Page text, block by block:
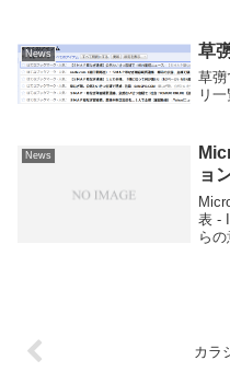
っ
分
でき
News 草
草彅
リ
News
ョ
表 -
ら
シ
エ
カラ